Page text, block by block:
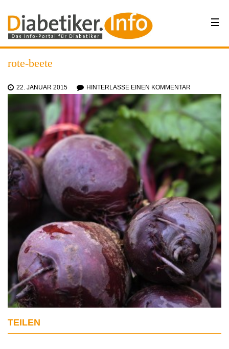
rote-beete
22. JANUAR 2015 HINTERLASSE EINEN KOMMENTAR
TEILEN